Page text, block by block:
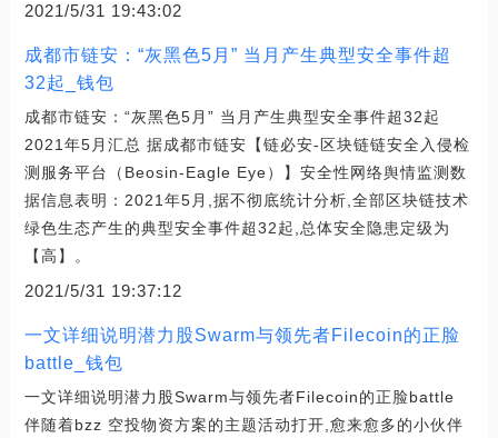
2021/5/31 19:43:02
成都市链安：“灰黑色5月” 当月产生典型安全事件超
32起_钱包
成都市链安：“灰黑色5月” 当月产生典型安全事件超32起
2021年5月汇总 据成都市链安【链必安-区块链链安全入侵检
测服务平台（Beosin-Eagle Eye）】安全性网络舆情监测数
据信息表明：2021年5月,据不彻底统计分析,全部区块链技术
绿色生态产生的典型安全事件超32起,总体安全隐患定级为
【高】。
2021/5/31 19:37:12
一文详细说明潜力股Swarm与领先者Filecoin的正脸
battle_钱包
一文详细说明潜力股Swarm与领先者Filecoin的正脸battle
伴随着bzz 空投物资方案的主题活动打开,愈来愈多的小伙伴